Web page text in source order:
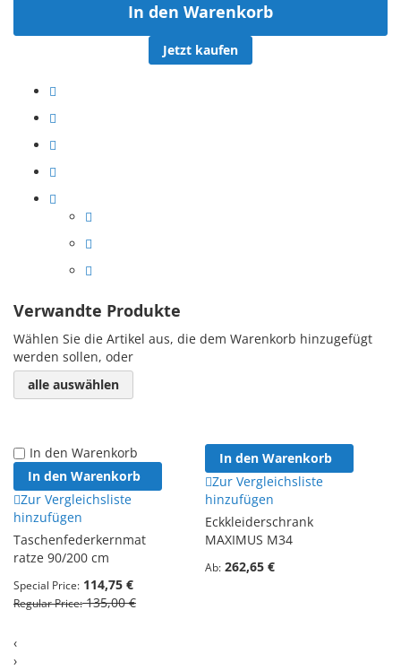
In den Warenkorb
Jetzt kaufen
Verwandte Produkte
Wählen Sie die Artikel aus, die dem Warenkorb hinzugefügt
werden sollen, oder
alle auswählen
In den Warenkorb
In den Warenkorb
Zur Vergleichsliste
hinzufügen
Taschenfederkernmat
ratze 90/200 cm
Special Price 114,75 €
Regular Price 135,00 €
In den Warenkorb
Zur Vergleichsliste
hinzufügen
Eckkleiderschrank
MAXIMUS M34
Ab 262,65 €
‹
›